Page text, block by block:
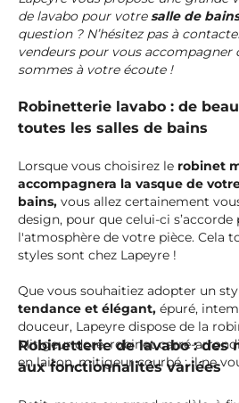
de lavabo pour votresalle de
question ? N’hésitez pas à
vendeurs pour vous accompagner
sommes à votre écoute !
Robinetterie lavabo : de
toutes les salles de bains
Lorsque vous choisirez le robinet
accompagnera la vasque de
bains, vous allez certainement
design, pour que celui-ci
l'atmosphère de votre pièce. Cela
styles sont chez Lapeyre !
Que vous souhaitiez adopter un
tendance et élégant, épuré,
douceur, Lapeyre dispose de la
Mitigeur doré, robinet carré-
en laiton, mitigeur courbé : il ne
Robinetterie de lavabo : des
aux fonctionnalités variées